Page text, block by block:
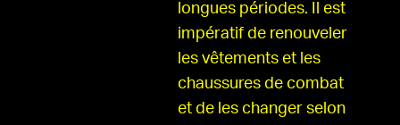
longues périodes. Il est
impératif de renouveler
les vêtements et les
chaussures de combat
et de les changer selon